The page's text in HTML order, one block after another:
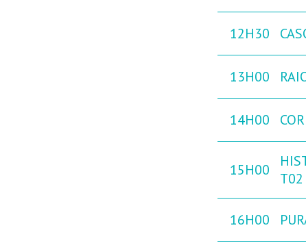
12H30
13H00
14H00
15H00
T02
16H00